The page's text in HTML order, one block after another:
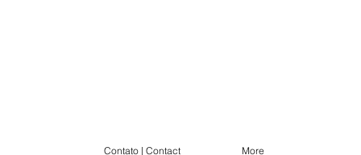
Contato | Contact More